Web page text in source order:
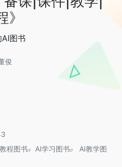
图书
俊
程图书 AI学习图书
AI教学图